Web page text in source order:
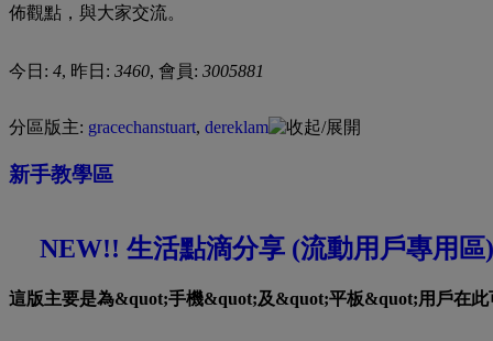
佈觀點，與大家交流。
今日: 4, 昨日: 3460, 會員: 3005881
分區版主: gracechanstuart, dereklam
新手教學區
NEW!! 生活點滴分享 (流動用戶專用區)
這版主要是為&quot;手機&quot;及&quot;平板&quot;用戶在此